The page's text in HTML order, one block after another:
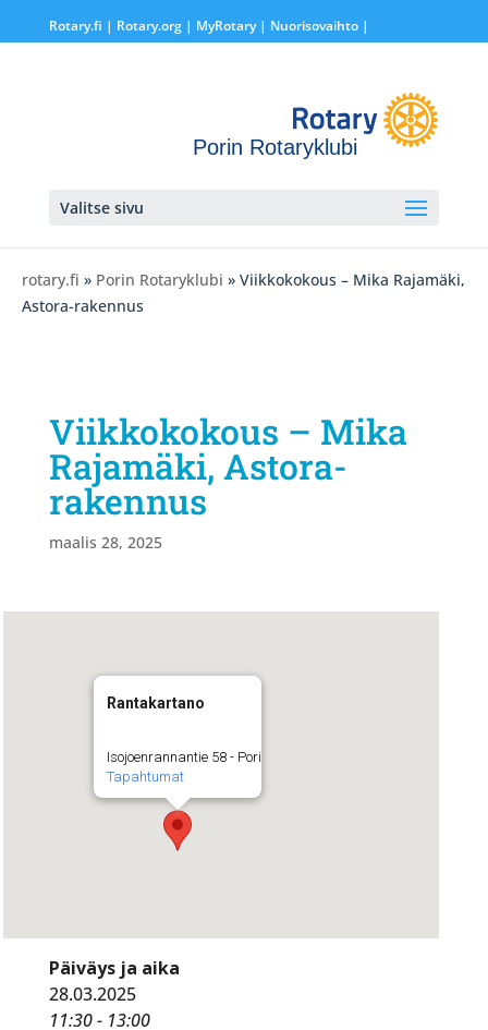
Rotary.fi | Rotary.org| MyRotary | Nuorisovaihto|
Porin Rotaryklubi
Valitse sivu
rotary.fi » Porin Rotaryklubi » Viikkokokous – Mika Rajamäki,
Astora-rakennus
Viikkokokous – Mika
Rajamäki, Astora-
rakennus
maalis 28, 2025
Rantakartano
Isojoenrannantie 58 - Pori
Tapahtumat
Päiväys ja aika
28.03.2025
11:30 - 13:00